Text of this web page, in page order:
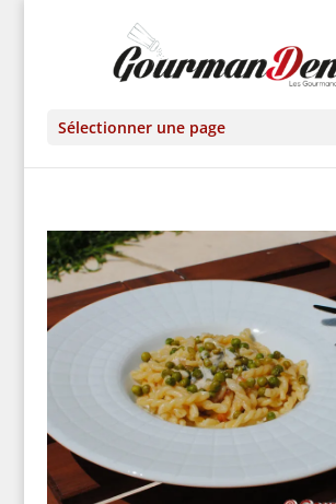
Sélectionner une page